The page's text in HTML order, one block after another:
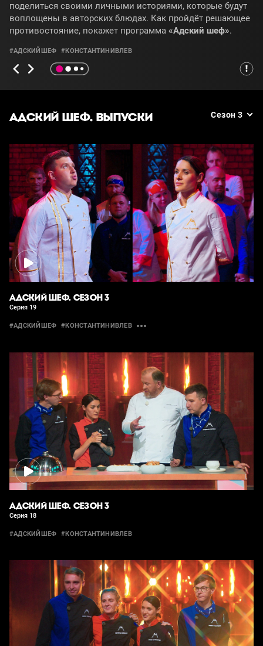
поделиться своими личными историями, которые будут
воплощены в авторских блюдах. Как пройдёт решающее
противостояние, покажет программа «Адский шеф».
#АДСКИЙШЕФ #КОНСТАНТИНИВЛЕВ
АДСКИЙ ШЕФ. ВЫПУСКИ Сезон 3
АДСКИЙ ШЕФ. СЕЗОН 3
Серия 19
#АДСКИЙШЕФ #КОНСТАНТИНИВЛЕВ
АДСКИЙ ШЕФ. СЕЗОН 3
Серия 18
#АДСКИЙШЕФ #КОНСТАНТИНИВЛЕВ